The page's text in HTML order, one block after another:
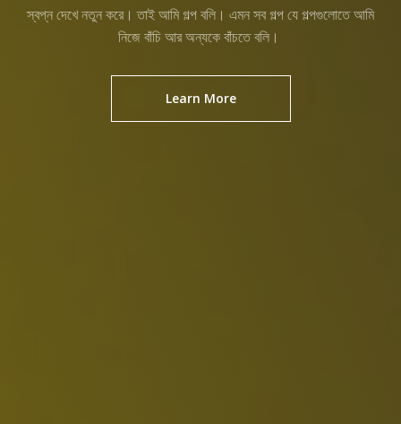
স্বপ্ন দেখে নতুন করে। তাই আমি গল্প বলি। এমন সব গল্প যে গল্পগুলোতে আমি
নিজে বাঁচি আর অন্যকে বাঁচতে বলি।
Learn More